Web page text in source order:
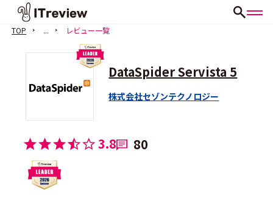
TOP ... レビュー一覧
DataSpider Servista 5
株式会社セゾンテクノロジー
3.8 80